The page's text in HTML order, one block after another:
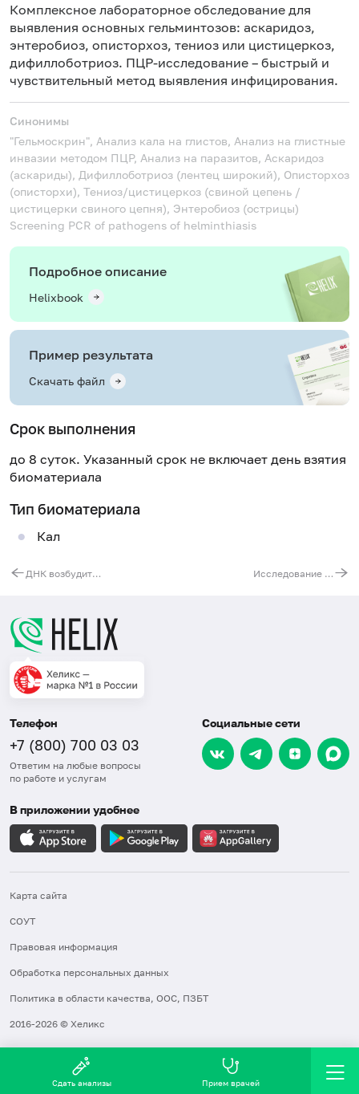
Комплексное лабораторное обследование для
выявления основных гельминтозов: аскаридоз,
энтеробиоз, описторхоз, тениоз или цистицеркоз,
дифиллоботриоз. ПЦР-исследование – быстрый и
чувствительный метод выявления инфицирования.
Синонимы
"Гельмоскрин", Анализ кала на глистов, Анализ на глистные
инвазии методом ПЦР, Анализ на паразитов, Аскаридоз
(аскариды), Дифиллоботриоз (лентец широкий), Описторхоз
(описторхи), Тениоз/цистицеркоз (свиной цепень /
цистицерки свиного цепня), Энтеробиоз (острицы)
Screening PCR of pathogens of helminthiasis
Подробное описание
Helixbook
Пример результата
Скачать файл
Срок выполнения
до 8 суток. Указанный срок не включает день взятия
биоматериала
Тип биоматериала
Кал
ДНК возбудителей протозойных инфекций (Lamblia Intestinalis Giardia, Blastocystis hominis, Dientamoeba fragilis, Isospora belli, Cryptosporidium parvum, Entamoeba histolytica), реал-тайм ПЦР Исследование состава микробиоты толстого кишечника. КОЛОНОФЛОР-16 [реал-тайм ПЦР]
Телефон
+7 (800) 700 03 03
Ответим на любые вопросы
по работе и услугам
Социальные сети
В приложении удобнее
Карта сайта
СОУТ
Правовая информация
Обработка персональных данных
Политика в области качества, ООС, ПЗБТ
2016-2026 © Хеликс
Сдать анализы Прием врачей